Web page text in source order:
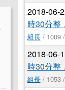
2018-06-
時30分整
組長/ 1009 /
2018-06-
時30分整
組長/ 1053 /